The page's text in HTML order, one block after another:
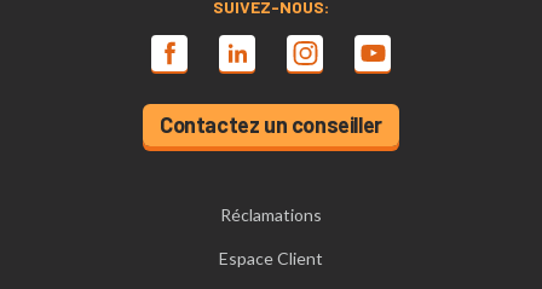
SUIVEZ-NOUS:
Contactez un conseiller
Réclamations
Espace Client